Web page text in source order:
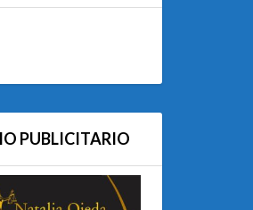
PUBLICITARIO